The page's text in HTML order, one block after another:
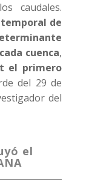
caudales.
de
cuenca,
el primero
del 29 de
del
el